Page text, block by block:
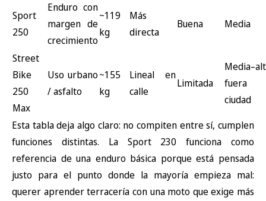
Sport
250
Enduro con
margen de
crecimiento
~119
kg
Más
directa
Buena Media
Street
Bike
250
Max
Uso urbano
/ asfalto
~155
kg
Lineal en
calle
Limitada
fuera
ciudad
Esta tabla deja algo claro: no compiten entre sí, cumplen
funciones distintas. La Sport 230 funciona como
referencia de una enduro básica porque está pensada
justo para el punto donde la mayoría empieza mal:
querer aprender terracería con una moto que exige más